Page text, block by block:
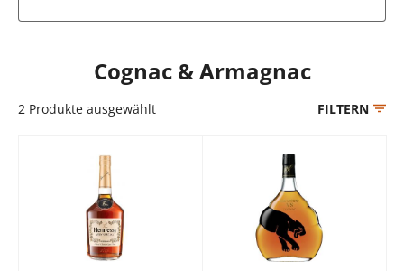
Cognac & Armagnac
2 Produkte ausgewählt FILTERN